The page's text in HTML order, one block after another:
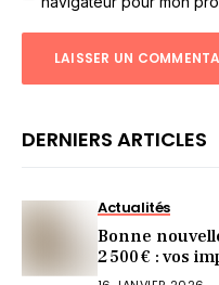
DERNIERS ARTICLES
Actualités
Bonne
2 500 € : vos
comment)